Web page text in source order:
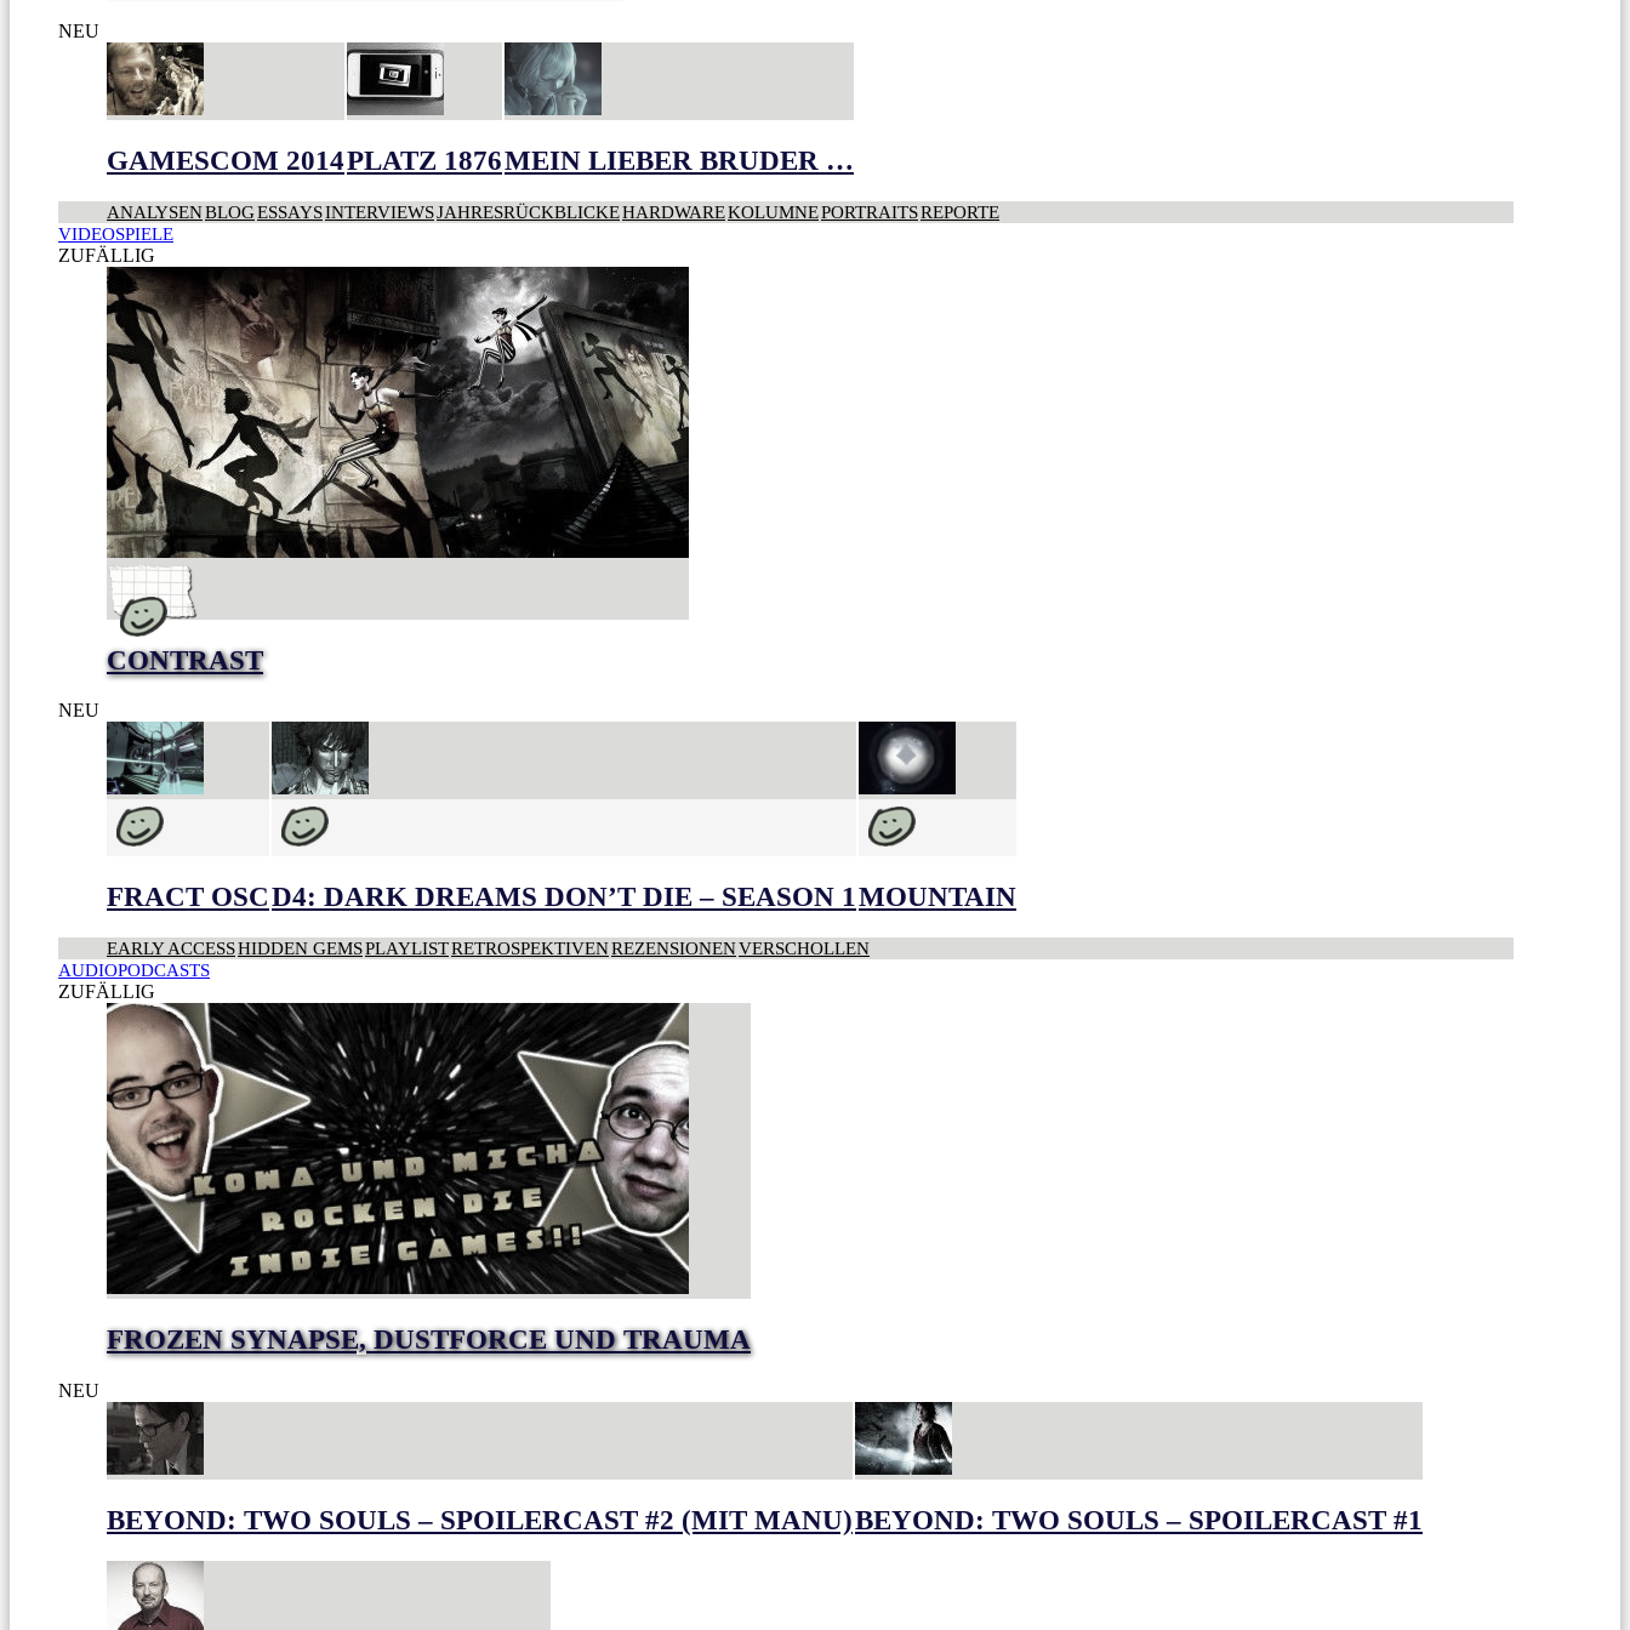
NEU
GAMESCOM 2014PLATZ 1876MEIN LIEBER BRUDER …
ANALYSENBLOGESSAYSINTERVIEWSJAHRESRÜCKBLICKEHARDWAREKOLUMNEPORTRAITSREPORTE
VIDEOSPIELE
ZUFÄLLIG
CONTRAST
NEU
FRACT OSCD4: DARK DREAMS DON’T DIE – SEASON 1MOUNTAIN
EARLY ACCESSHIDDEN GEMSPLAYLISTRETROSPEKTIVENREZENSIONENVERSCHOLLEN
AUDIOPODCASTS
ZUFÄLLIG
FROZEN SYNAPSE, DUSTFORCE UND TRAUMA
NEU
BEYOND: TWO SOULS – SPOILERCAST #2 (MIT MANU)BEYOND: TWO SOULS – SPOILERCAST #1